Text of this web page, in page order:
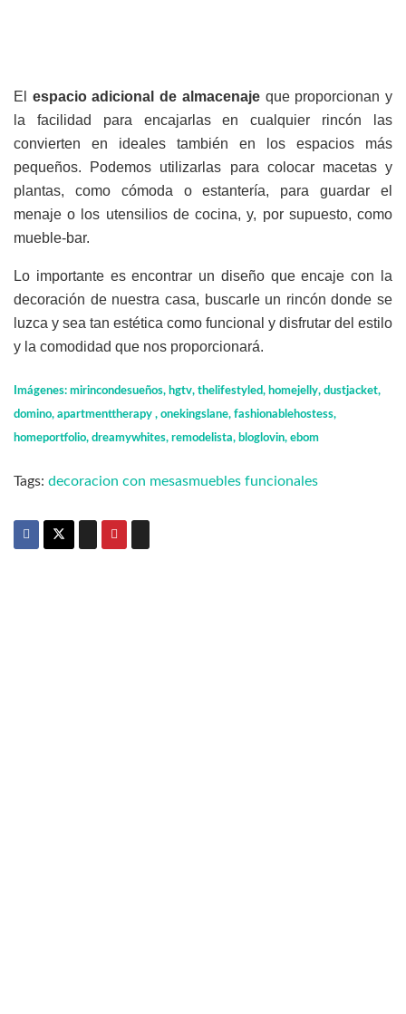
El espacio adicional de almacenajeque proporcionan y
la facilidad para encajarlas en cualquier rincón las
convierten en ideales también en los espacios más
pequeños. Podemos utilizarlas para colocar macetas y
plantas, como cómoda o estantería, para guardar el
menaje o los utensilios de cocina, y, por supuesto, como
mueble-bar.
Lo importante es encontrar un diseño que encaje con la
decoración de nuestra casa, buscarle un rincón donde se
luzca y sea tan estética como funcional y disfrutar del estilo
y la comodidad que nos proporcionará.
Imágenes: mirincondesueños, hgtv, thelifestyled, homejelly, dustjacket,
domino, apartmenttherapy , onekingslane, fashionablehostess,
homeportfolio, dreamywhites, remodelista, bloglovin, ebom
Tags: decoracion con mesasmuebles funcionales